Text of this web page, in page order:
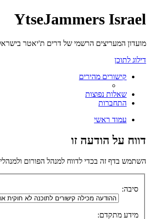
YtseJammers Israel
מועדון המעריצים הרשמי של דרים ת'יאטר
דילוג לתוכן
קישורים מהירים
שאלות נפוצות
התחברות
עמוד ראשי
דווח על הודעה זו
השתמש בדף זה בכדי לדווח למנהל הפורום
סיבה:
מידע מתקדם: